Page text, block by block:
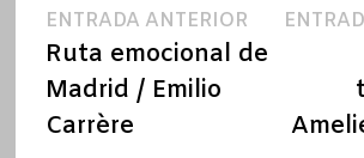
Navegación
de
entradas
ENTRADA ANTERIOREntrada
anterior:
Ruta emocional de
Madrid / Emilio
Carrère